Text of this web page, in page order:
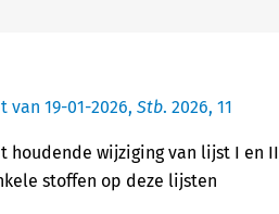
van 19-01-2026, Stb. 2026, 11
houdende wijziging van lijst I en
stoffen op deze lijsten